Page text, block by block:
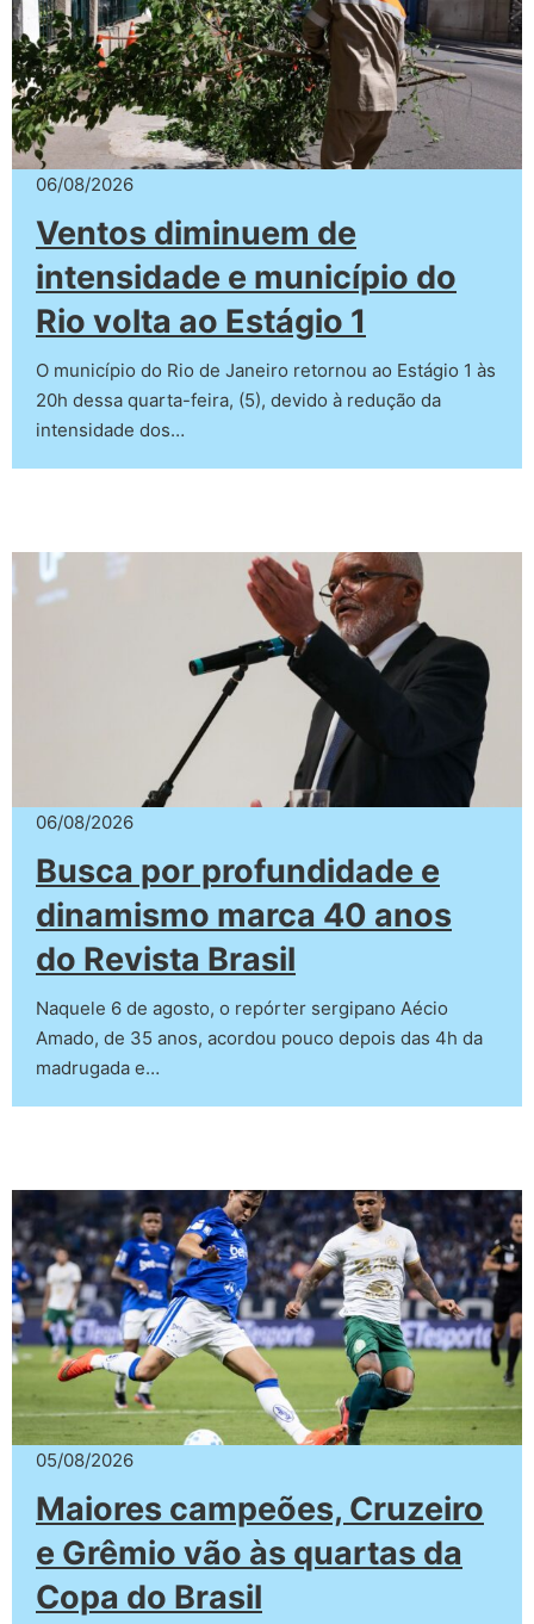
06/08/2026
Ventos diminuem de
intensidade e município do
Rio volta ao Estágio 1
O município do Rio de Janeiro retornou ao Estágio 1 às
20h dessa quarta-feira, (5), devido à redução da
intensidade dos…
06/08/2026
Busca por profundidade e
dinamismo marca 40 anos
do Revista Brasil
Naquele 6 de agosto, o repórter sergipano Aécio
Amado, de 35 anos, acordou pouco depois das 4h da
madrugada e…
05/08/2026
Maiores campeões, Cruzeiro
e Grêmio vão às quartas da
Copa do Brasil